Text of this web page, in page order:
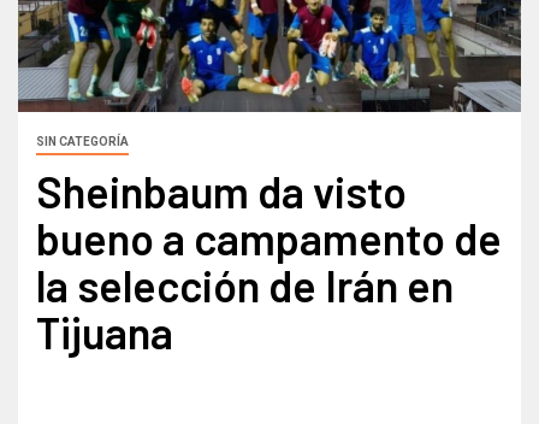
SIN CATEGORÍA
Sheinbaum da visto
bueno a campamento de
la selección de Irán en
Tijuana